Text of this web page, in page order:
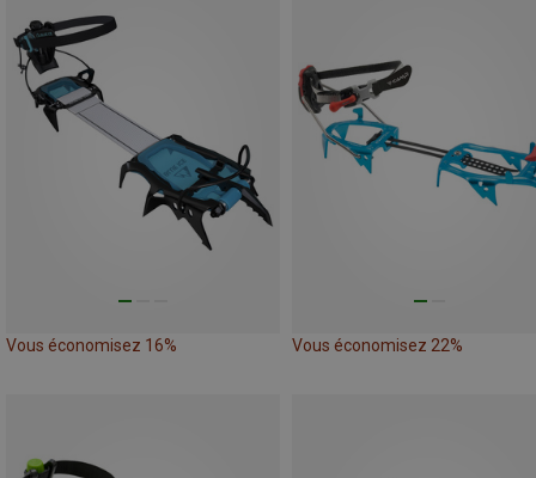
Vous économisez 16% Vous économisez 22%